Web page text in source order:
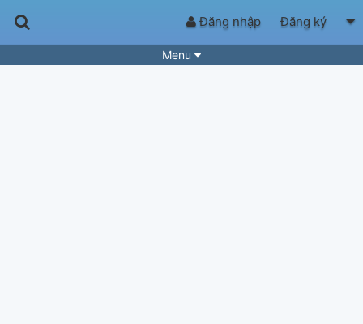
Đăng nhập Đăng ký
Menu